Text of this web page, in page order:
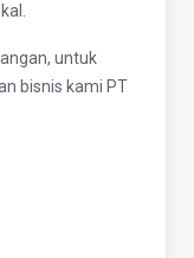
untuk
bisnis kami PT